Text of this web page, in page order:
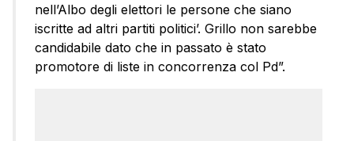
nell’Albo degli elettori le persone che siano
iscritte ad altri partiti politici’. Grillo non sarebbe
candidabile dato che in passato è stato
promotore di liste in concorrenza col Pd”.